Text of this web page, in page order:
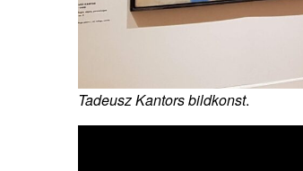
Tadeusz Kantors bildkonst.